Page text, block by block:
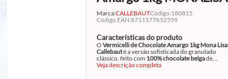
Marca:CALLEBAUTCódigo:180815
Código EAN:8711177652559
Características do produto
O Vermicelli de Chocolate Amargo 1kg Mona Lisa
Callebauté a versão sofisticada do granulado
clássico, feito com 100% chocolate belgade
verdade, sem compounds e sem atalhos, do jeito
Veja descrição completa